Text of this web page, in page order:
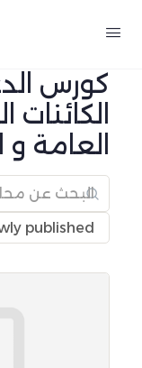
كورس
العامة و